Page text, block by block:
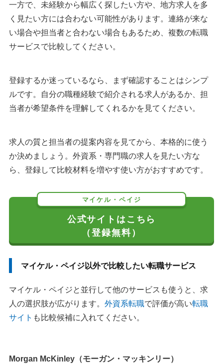
一方で、未経験から幅広く探したい方や、地方求人を多
く見たい方には合わない可能性があります。連絡が来な
い場合や担当者と合わない場合もあるため、複数の転職
サービスで比較してください。
登録するか迷っているなら、まず確認することはシンプ
ルです。自分の職種経験で紹介される求人があるか、担
当者が希望条件を理解してくれるかを見てください。
求人の質と担当者の提案内容を見てから、本格的に使う
か決めましょう。外資系・専門職の求人を見たい方な
ら、登録して比較材料を増やす使い方がおすすめです。
マイケル・ペイジ
公式サイトはこちら
（登録無料）
マイケル・ペイジ以外で比較したい転職サービス
マイケル・ペイジと並行して他のサービスも使うと、求
人の選択肢が広がります。 外資系転職で評価が高い転職
サイト も比較候補に入れてください。
Morgan McKinley（モーガン・マッキンリー）